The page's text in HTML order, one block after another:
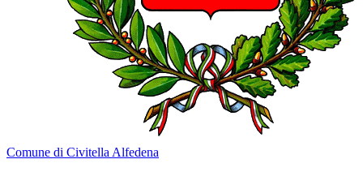
Comune di Civitella Alfedena